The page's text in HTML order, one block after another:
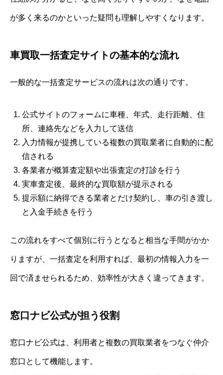
が多く来るのかといった疑問も理解しやすくなります。
車買取一括査定サイトの基本的な流れ
一般的な一括査定サービスの流れは次の通りです。
公式サイトのフォームに車種、年式、走行距離、住
所、連絡先などを入力して送信
入力情報が提携している複数の買取業者に自動的に配
信される
各業者が概算査定額や出張査定の打診を行う
実車査定後、最終的な買取額が提示される
提示額に納得できる業者とだけ契約し、車の引き渡し
と入金手続きを行う
この流れをすべて個別に行うとなると相当な手間がかか
りますが、一括査定を利用すれば、最初の情報入力を一
回で済ませられるため、効率性が大きく違ってきます。
窓口ナビ公式が担う役割
窓口ナビ公式は、利用者と複数の買取業者をつなぐ仲介
窓口として機能します。